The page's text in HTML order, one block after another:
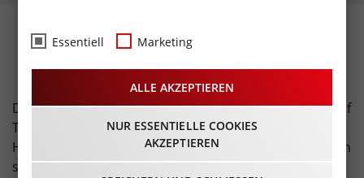
Weihnachtsmärkte ·
Adventzeit
Die Weihnachtszeit ist die schönste Zeit im Jahr und auf
Tirols Weihnachtsmärkten steigt die Vorfreude auf
Heiligabend ganz besonders. Genießt die weihnachtlich
schöne Atmosphäre bei einem heißen Glühwein und
Essentiell Marketing
ALLE AKZEPTIEREN
NUR ESSENTIELLE COOKIES
AKZEPTIEREN